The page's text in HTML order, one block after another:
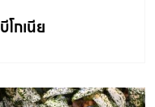
บีโกเนีย